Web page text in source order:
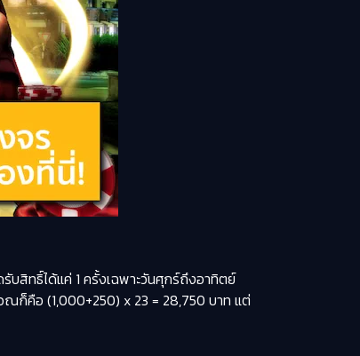
บสิทธิ์ได้แค่ 1 ครั้งเฉพาะวันศุกร์ถึงอาทิตย์
ณก็คือ (1,000+250) x 23 = 28,750 บาท แต่